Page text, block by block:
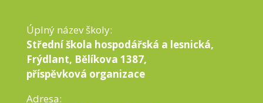
Úplný název školy:
Střední škola hospodářská a lesnická,
Frýdlant, Bělíkova 1387,
příspěvková organizace
Adresa: